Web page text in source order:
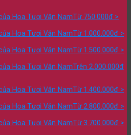
Từ 750.000đ >
Từ 1.000.000đ >
Từ 1.500.000đ >
Trên 2.000.000đ
Từ 1.400.000đ >
Từ 2.800.000đ >
Từ 3.700.000đ >